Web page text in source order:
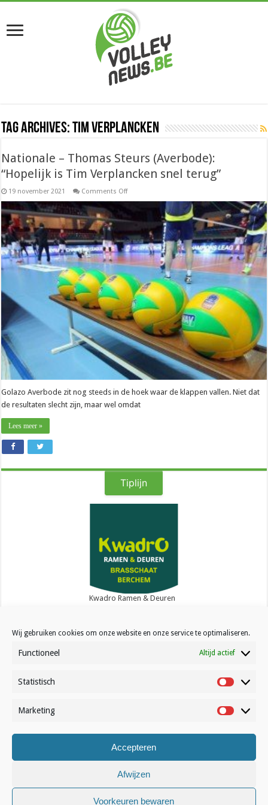
Wij gebruiken cookies om onze website en onze service te optimaliseren.
Functioneel Altijd actief
Statistisch Statistisch
Marketing
Accepteren
Afwijzen
Voorkeuren bewaren
Tag Archives:Tim Verplancken
Nationale – Thomas Steurs (Averbode):
“Hopelijk is Tim Verplancken snel terug”
19 november 2021 Comments Offon
Steurs
(Averbode):
“Hopelijk
is
Tim
Verplancken
snel
terug”
Golazo Averbode zit nog steeds in de hoek waar de klappen vallen. Niet dat
de resultaten slecht zijn, maar wel omdat
Lees meer »
Tiplijn
Kwadro Ramen & Deuren
Contact
© Volleynews.be2026
Algemene voorwaarden|Privacy
Français Nederlands